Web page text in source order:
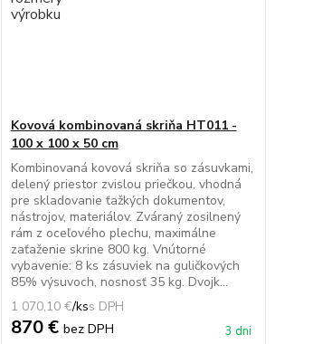
Kovová kombinovaná skriňa HT011 -
100 x 100 x 50 cm
Kombinovaná kovová skriňa so zásuvkami,
delený priestor zvislou priečkou, vhodná
pre skladovanie ťažkých dokumentov,
nástrojov, materiálov. Zváraný zosilnený
rám z oceľového plechu, maximálne
zaťaženie skrine 800 kg. Vnútorné
vybavenie: 8 ks zásuviek na guličkových
85% výsuvoch, nosnosť 35 kg. Dvojk...
1 070,10 €/ks
870 € bez DPH 3 dni